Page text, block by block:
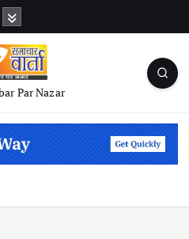
Par Nazar